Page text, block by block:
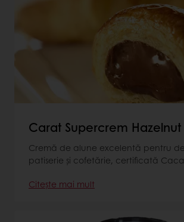
Carat Supercrem Hazelnut
Cremă de alune excelentă pentru
patiserie și cofetărie, certificată
Citește mai mult